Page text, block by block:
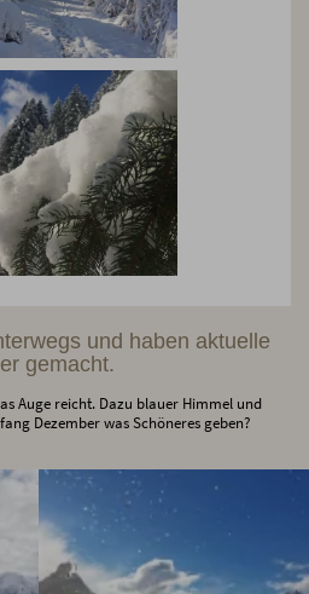
und haben aktuelle
gemacht.
Auge reicht. Dazu blauer Himmel und
Dezember was Schöneres geben?